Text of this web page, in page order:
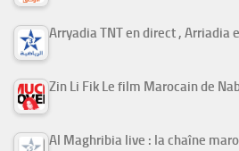
Arryadia TNT en direct , Arriadia
Al Maghribia live : la chaîne